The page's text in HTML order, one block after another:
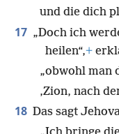
und die dich
17 „Doch ich
heilen“,+
„obwohl man
‚Zion, nach
18 Das sagt